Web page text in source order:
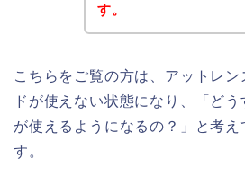
す。
こちらをご覧の方は、アットレ
ドが使えない状態になり、「ど
が使えるようになるの？」と考え
す。